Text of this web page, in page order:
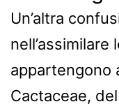
Un’altra
appartengono
Cactaceae,